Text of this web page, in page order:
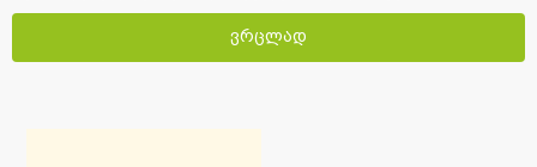
ვრცლად